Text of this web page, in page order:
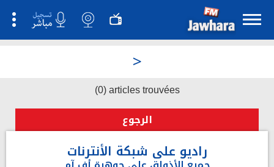
>
(0) articles trouvées
الرجوع
راديو على شبكة الأنترنات